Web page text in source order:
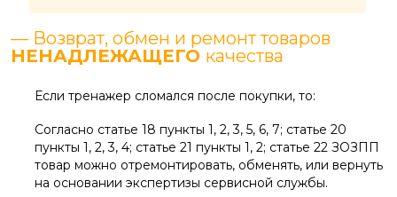
— Возврат, обмен и ремонт товаров
НЕНАДЛЕЖАЩЕГО качества
Если тренажер сломался после покупки, то:
Согласно статье 18 пункты 1, 2, 3, 5, 6, 7; статье 20
пункты 1, 2, 3, 4; статье 21 пункты 1, 2; статье 22 ЗОЗПП
товар можно отремонтировать, обменять, или вернуть
на основании экспертизы сервисной службы.